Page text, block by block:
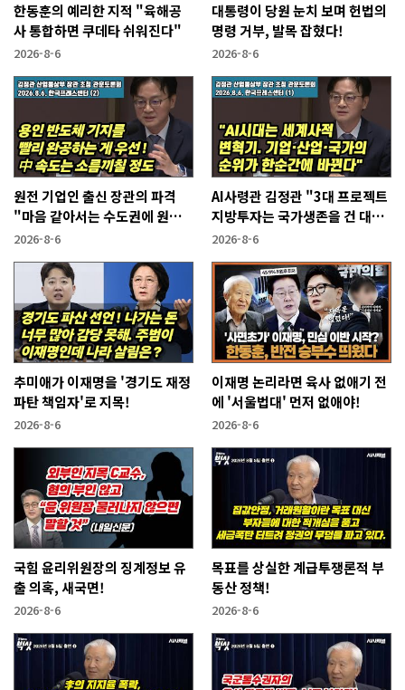
한동훈의 예리한 지적 "육해공
사 통합하면 쿠데타 쉬워진다"
2026-8-6
대통령이 당원 눈치 보며 헌법의
명령 거부, 발목 잡혔다!
2026-8-6
원전 기업인 출신 장관의 파격
"마음 같아서는 수도권에 원전
짓고싶다"
2026-8-6
AI사령관 김정관 "3대 프로젝트
지방투자는 국가생존을 건 대전
략"
2026-8-6
추미애가 이재명을 '경기도 재정
파탄 책임자'로 지목!
2026-8-6
이재명 논리라면 육사 없애기 전
에 '서울법대' 먼저 없애야!
2026-8-6
국힘 윤리위원장의 징계정보 유
출 의혹, 새국면!
2026-8-6
목표를 상실한 계급투쟁론적 부
동산 정책!
2026-8-6